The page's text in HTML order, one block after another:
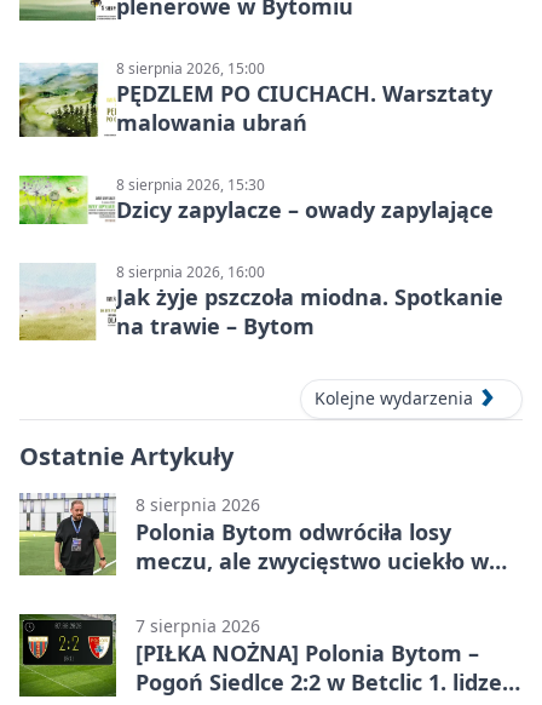
plenerowe w Bytomiu
8 sierpnia 2026, 15:00
PĘDZLEM PO CIUCHACH. Warsztaty
malowania ubrań
8 sierpnia 2026, 15:30
Dzicy zapylacze – owady zapylające
8 sierpnia 2026, 16:00
Jak żyje pszczoła miodna. Spotkanie
na trawie – Bytom
Kolejne wydarzenia
Ostatnie Artykuły
8 sierpnia 2026
Polonia Bytom odwróciła losy
meczu, ale zwycięstwo uciekło w
7 sierpnia 2026
[PIŁKA NOŻNA] Polonia Bytom –
Pogoń Siedlce 2:2 w Betclic 1. lidze.